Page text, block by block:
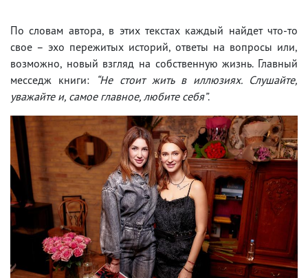
По словам автора, в этих текстах каждый найдет что-то
свое – эхо пережитых историй, ответы на вопросы или,
возможно, новый взгляд на собственную жизнь. Главный
месседж книги:
“Не стоит жить в иллюзиях. Слушайте,
уважайте и, самое главное, любите себя”.